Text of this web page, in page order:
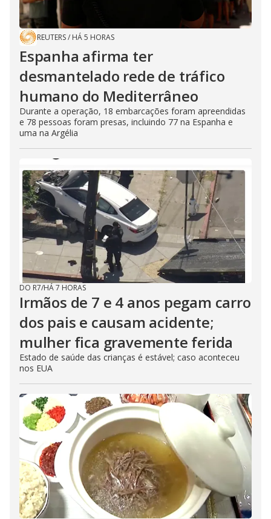
REUTERS/ HÁ 5 HORAS
Espanha afirma ter
desmantelado rede de tráfico
humano do Mediterrâneo
Durante a operação, 18 embarcações foram apreendidas
e 78 pessoas foram presas, incluindo 77 na Espanha e
uma na Argélia
DO R7/HÁ 7 HORAS
Irmãos de 7 e 4 anos pegam carro
dos pais e causam acidente;
mulher fica gravemente ferida
Estado de saúde das crianças é estável; caso aconteceu
nos EUA